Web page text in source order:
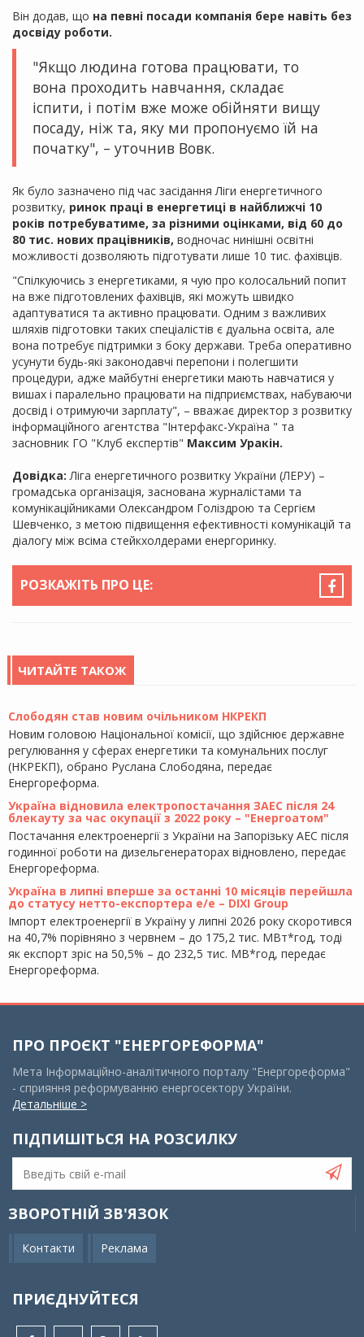
Він додав, що на певні посади компанія бере навіть без
досвіду роботи.
"Якщо людина готова працювати, то
вона проходить навчання, складає
іспити, і потім вже може обійняти вищу
посаду, ніж та, яку ми пропонуємо їй на
початку", – уточнив Вовк.
Як було зазначено під час засідання Ліги енергетичного
розвитку, ринок праці в енергетиці в найближчі 10
років потребуватиме, за різними оцінками, від 60 до
80 тис. нових працівників, водночас нинішні освітні
можливості дозволяють підготувати лише 10 тис. фахівців.
"Спілкуючись з енергетиками, я чую про колосальний попит
на вже підготовлених фахівців, які можуть швидко
адаптуватися та активно працювати. Одним з важливих
шляхів підготовки таких спеціалістів є дуальна освіта, але
вона потребує підтримки з боку держави. Треба оперативно
усунути будь-які законодавчі перепони і полегшити
процедури, адже майбутні енергетики мають навчатися у
вишах і паралельно працювати на підприємствах, набуваючи
досвід і отримуючи зарплату", – вважає директор з розвитку
інформаційного агентства "Інтерфакс-Україна " та
засновник ГО "Клуб експертів" Максим Уракін.
Довідка: Ліга енергетичного розвитку України (ЛЕРУ) –
громадська організація, заснована журналістами та
комунікаційниками Олександром Голіздрою та Сергієм
Шевченко, з метою підвищення ефективності комунікацій та
діалогу між всіма стейкхолдерами енергоринку.
РОЗКАЖІТЬ ПРО ЦЕ:
ЧИТАЙТЕ ТАКОЖ
Слободян став новим очільником НКРЕКП
Новим головою Національної комісії, що здійснює державне
регулювання у сферах енергетики та комунальних послуг
(НКРЕКП), обрано Руслана Слободяна, передає
Енергореформа.
Україна відновила електропостачання ЗАЕС після 24
блекауту за час окупації з 2022 року – "Енергоатом"
Постачання електроенергії з України на Запорізьку АЕС після
годинної роботи на дизельгенераторах відновлено, передає
Енергореформа.
Україна в липні вперше за останні 10 місяців перейшла
до статусу нетто-експортера е/е – DIXI Group
Імпорт електроенергії в Україну у липні 2026 року скоротився
на 40,7% порівняно з червнем – до 175,2 тис. МВт*год, тоді
як експорт зріс на 50,5% – до 232,5 тис. МВ*год, передає
Енергореформа.
ПРО ПРОЄКТ "ЕНЕРГОРЕФОРМА"
Мета Інформаційно-аналітичного порталу "Енергореформа"
- сприяння реформуванню енергосектору України.
Детальніше >
ПІДПИШІТЬСЯ НА РОЗСИЛКУ
ЗВОРОТНІЙ ЗВ'ЯЗОК
Контакти Реклама
ПРИЄДНУЙТЕСЯ